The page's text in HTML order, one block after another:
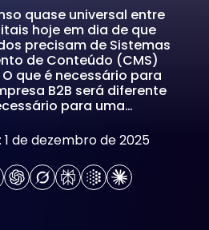
quase universal entre
hoje em dia de que
precisam de Sistemas
de Conteúdo (CMS)
que é necessário para
B2B será diferente
para uma…
de dezembro de 2025